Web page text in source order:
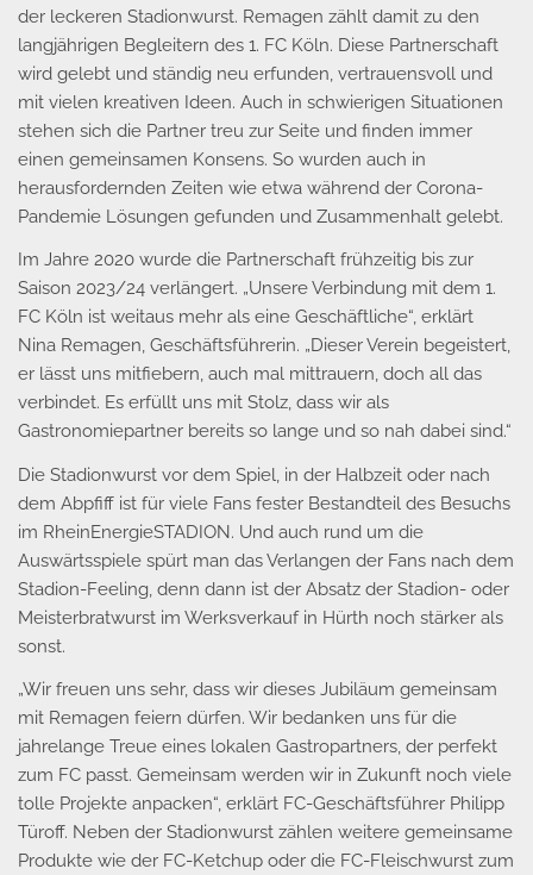
der leckeren Stadionwurst. Remagen zählt damit zu den
langjährigen Begleitern des 1. FC Köln. Diese Partnerschaft
wird gelebt und ständig neu erfunden, vertrauensvoll und
mit vielen kreativen Ideen. Auch in schwierigen Situationen
stehen sich die Partner treu zur Seite und finden immer
einen gemeinsamen Konsens. So wurden auch in
herausfordernden Zeiten wie etwa während der Corona-
Pandemie Lösungen gefunden und Zusammenhalt gelebt.
Im Jahre 2020 wurde die Partnerschaft frühzeitig bis zur
Saison 2023/24 verlängert. „Unsere Verbindung mit dem 1.
FC Köln ist weitaus mehr als eine Geschäftliche“, erklärt
Nina Remagen, Geschäftsführerin. „Dieser Verein begeistert,
er lässt uns mitfiebern, auch mal mittrauern, doch all das
verbindet. Es erfüllt uns mit Stolz, dass wir als
Gastronomiepartner bereits so lange und so nah dabei sind.“
Die Stadionwurst vor dem Spiel, in der Halbzeit oder nach
dem Abpfiff ist für viele Fans fester Bestandteil des Besuchs
im RheinEnergieSTADION. Und auch rund um die
Auswärtsspiele spürt man das Verlangen der Fans nach dem
Stadion-Feeling, denn dann ist der Absatz der Stadion- oder
Meisterbratwurst im Werksverkauf in Hürth noch stärker als
sonst.
„Wir freuen uns sehr, dass wir dieses Jubiläum gemeinsam
mit Remagen feiern dürfen. Wir bedanken uns für die
jahrelange Treue eines lokalen Gastropartners, der perfekt
zum FC passt. Gemeinsam werden wir in Zukunft noch viele
tolle Projekte anpacken“, erklärt FC-Geschäftsführer Philipp
Türoff. Neben der Stadionwurst zählen weitere gemeinsame
Produkte wie der FC-Ketchup oder die FC-Fleischwurst zum